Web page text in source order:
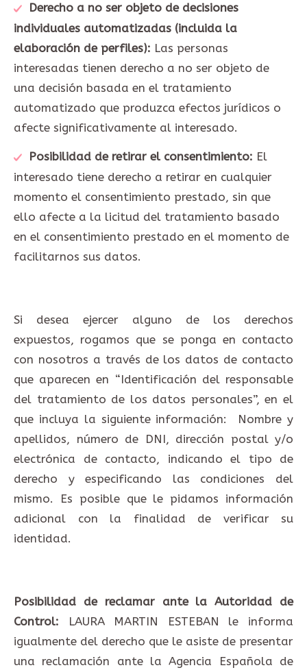
Derecho a no ser objeto de decisiones
individuales automatizadas (incluida la
elaboración de perfiles): Las personas
interesadas tienen derecho a no ser objeto de
una decisión basada en el tratamiento
automatizado que produzca efectos jurídicos o
afecte significativamente al interesado.
Posibilidad de retirar el consentimiento: El
interesado tiene derecho a retirar en cualquier
momento el consentimiento prestado, sin que
ello afecte a la licitud del tratamiento basado
en el consentimiento prestado en el momento de
facilitarnos sus datos.
Si desea ejercer alguno de los derechos
expuestos, rogamos que se ponga en contacto
con nosotros a través de los datos de contacto
que aparecen en “Identificación del responsable
del tratamiento de los datos personales”, en el
que incluya la siguiente información: Nombre y
apellidos, número de DNI, dirección postal y/o
electrónica de contacto, indicando el tipo de
derecho y especificando las condiciones del
mismo. Es posible que le pidamos información
adicional con la finalidad de verificar su
identidad.
Posibilidad de reclamar ante la Autoridad de
Control: LAURA MARTIN ESTEBAN le informa
igualmente del derecho que le asiste de presentar
una reclamación ante la Agencia Española de